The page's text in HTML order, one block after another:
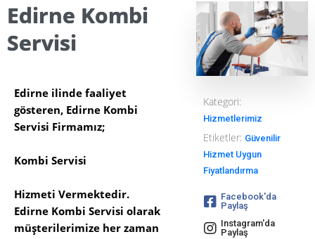
Edirne Kombi
Servisi
Edirne ilinde faaliyet
gösteren, Edirne Kombi
Servisi Firmamız;
Kombi Servisi
Hizmeti Vermektedir.
Edirne Kombi Servisi olarak
müşterilerimize her zaman
Kategori:
Hizmetlerimiz
Etiketler: Güvenilir
Hizmet Uygun
Fiyatlandırma
Facebook'da
Paylaş
Instagram'da
Paylaş